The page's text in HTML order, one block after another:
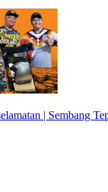
| Sembang